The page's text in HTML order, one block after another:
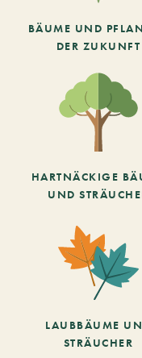
BÄUME UND
DER ZUKUNFT
HARTNÄCKIGE
UND
LAUBBÄUME
STRÄUCHER